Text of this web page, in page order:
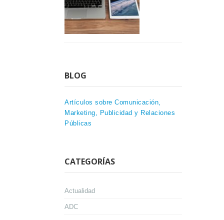
BLOG
Artículos sobre Comunicación,
Marketing, Publicidad y Relaciones
Públicas
CATEGORÍAS
Actualidad
ADC